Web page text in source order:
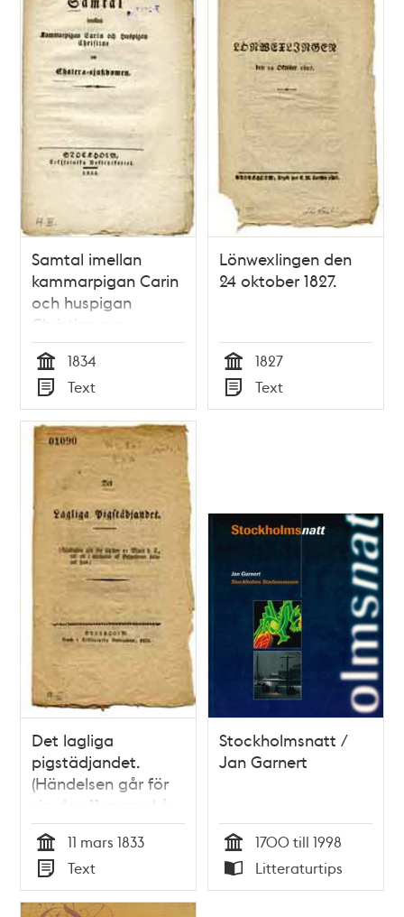
Samtal imellan
kammarpigan Carin
och huspigan
Christine om
cholera-sjukdomen.
Tid
1834
Typ
Text
Lönwexlingen den
24 oktober 1827.
Tid
1827
Typ
Text
Det lagliga
pigstädjandet.
(Händelsen går för
sig den 11 mars d.å.,
uti ett i närheten af
Skeppsbron beläget
hus.)
Tid
11 mars 1833
Typ
Text
Stockholmsnatt /
Jan Garnert
Tid
1700 till 1998
Typ
Litteraturtips